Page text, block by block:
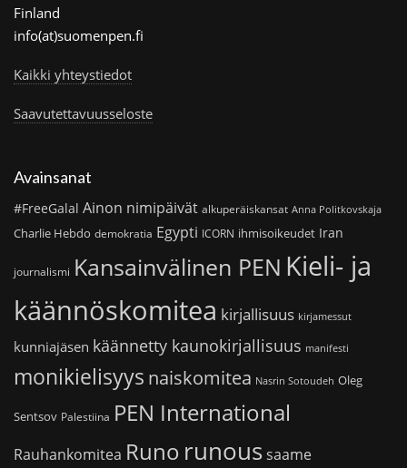
Finland
info(at)suomenpen.fi
Kaikki yhteystiedot
Saavutettavuusseloste
Avainsanat
#FreeGalal Ainon nimipäivät alkuperäiskansat Anna Politkovskaja
Charlie Hebdo demokratia Egypti ICORN ihmisoikeudet Iran
journalismi Kansainvälinen PEN Kieli- ja
käännöskomitea kirjallisuus kirjamessut
kunniajäsen käännetty kaunokirjallisuus manifesti
monikielisyys naiskomitea Nasrin Sotoudeh Oleg
Sentsov Palestiina PEN International
Rauhankomitea Runo runoussaame